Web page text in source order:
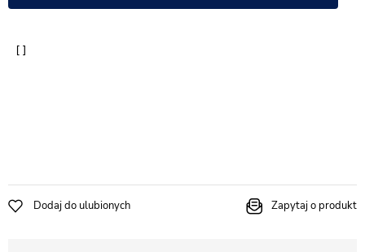
Dodaj do ulubionych Zapytaj o produkt